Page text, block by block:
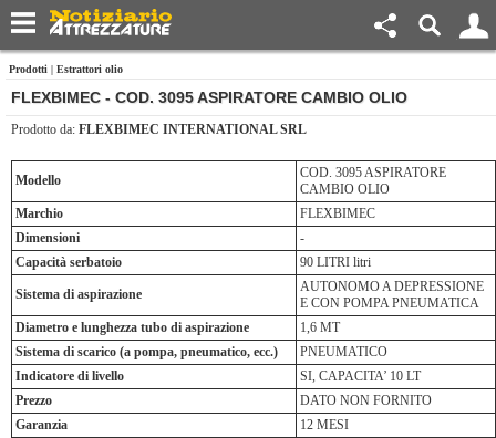
Prodotti | Estrattori olio
FLEXBIMEC - COD. 3095 ASPIRATORE CAMBIO OLIO
Prodotto da: FLEXBIMEC INTERNATIONAL SRL
Modello
COD. 3095 ASPIRATORE
CAMBIO OLIO
Marchio
FLEXBIMEC
Dimensioni
-
Capacità serbatoio
90 LITRI litri
Sistema di aspirazione
AUTONOMO A DEPRESSIONE
E CON POMPA PNEUMATICA
Diametro e lunghezza tubo di aspirazione
1,6 MT
Sistema di scarico (a pompa, pneumatico, ecc.)
PNEUMATICO
Indicatore di livello
SI, CAPACITA’ 10 LT
Prezzo
DATO NON FORNITO
Garanzia
12 MESI